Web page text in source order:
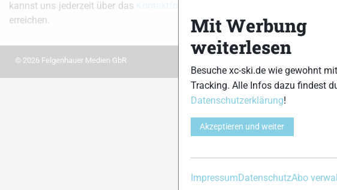
kannst uns jederzeit über das
erreichen.
© 2026 Felgenhauer Medien GbR
Mit Werbung
weiterlesen
Besuche xc-ski.de wie gewohnt
Tracking. Alle Infos dazu findest
Datenschutzerklärung!
Akzeptieren und weiter
ImpressumDatenschutzAbo